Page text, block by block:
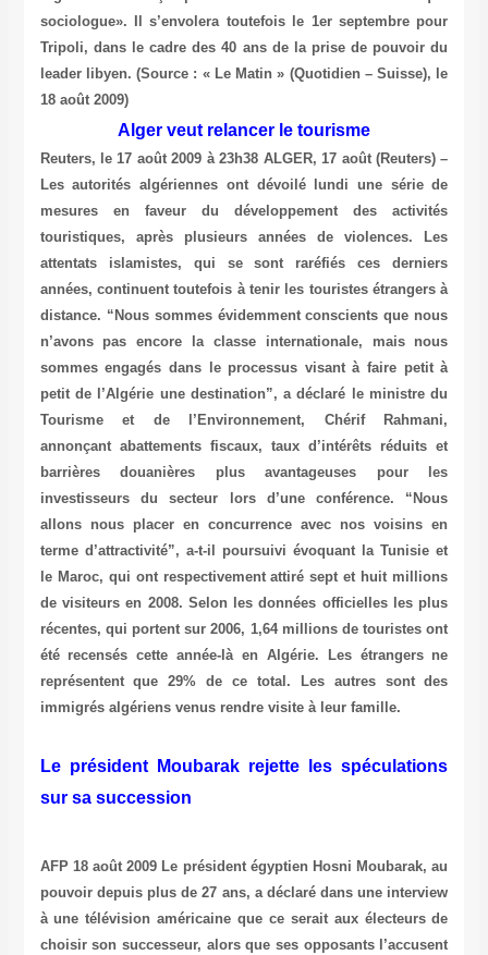
sociologue». Il s’envolera toutefois le 1er septembre pour
Tripoli, dans le cadre des 40 ans de la prise de pouvoir du
leader libyen.(Source : « Le Matin » (Quotidien – Suisse), le
18 août 2009)
Alger veut relancer le tourisme
Reuters, le 17 août 2009 à 23h38 ALGER, 17 août (Reuters) –
Les autorités algériennes ont dévoilé lundi une série de
mesures en faveur du développement des activités
touristiques, après plusieurs années de violences. Les
attentats islamistes, qui se sont raréfiés ces derniers
années, continuent toutefois à tenir les touristes étrangers à
distance. “Nous sommes évidemment conscients que nous
n’avons pas encore la classe internationale, mais nous
sommes engagés dans le processus visant à faire petit à
petit de l’Algérie une destination”, a déclaré le ministre du
Tourisme et de l’Environnement, Chérif Rahmani,
annonçant abattements fiscaux, taux d’intérêts réduits et
barrières douanières plus avantageuses pour les
investisseurs du secteur lors d’une conférence. “Nous
allons nous placer en concurrence avec nos voisins en
terme d’attractivité”, a-t-il poursuivi évoquant la Tunisie et
le Maroc, qui ont respectivement attiré sept et huit millions
de visiteurs en 2008. Selon les données officielles les plus
récentes, qui portent sur 2006, 1,64 millions de touristes ont
été recensés cette année-là en Algérie. Les étrangers ne
représentent que 29% de ce total. Les autres sont des
immigrés algériens venus rendre visite à leur famille.
Le président Moubarak rejette les spéculations
sur sa succession
AFP 18 août 2009 Le président égyptien Hosni Moubarak, au
pouvoir depuis plus de 27 ans, a déclaré dans une interview
à une télévision américaine que ce serait aux électeurs de
choisir son successeur, alors que ses opposants l’accusent